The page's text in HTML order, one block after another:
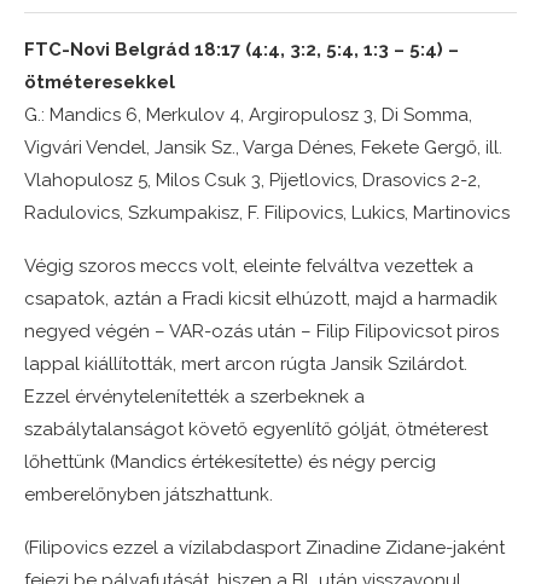
FTC-Novi Belgrád 18:17 (4:4, 3:2, 5:4, 1:3 – 5:4) –
ötméteresekkel
G.: Mandics 6, Merkulov 4, Argiropulosz 3, Di Somma,
Vigvári Vendel, Jansik Sz., Varga Dénes, Fekete Gergő, ill.
Vlahopulosz 5, Milos Csuk 3, Pijetlovics, Drasovics 2-2,
Radulovics, Szkumpakisz, F. Filipovics, Lukics, Martinovics
Végig szoros meccs volt, eleinte felváltva vezettek a
csapatok, aztán a Fradi kicsit elhúzott, majd a harmadik
negyed végén – VAR-ozás után – Filip Filipovicsot piros
lappal kiállították, mert arcon rúgta Jansik Szilárdot.
Ezzel érvénytelenítették a szerbeknek a
szabálytalanságot követő egyenlítő gólját, ötméterest
lőhettünk (Mandics értékesítette) és négy percig
emberelőnyben játszhattunk.
(Filipovics ezzel a vízilabdasport Zinadine Zidane-jaként